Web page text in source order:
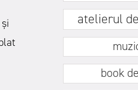
atelierul
book